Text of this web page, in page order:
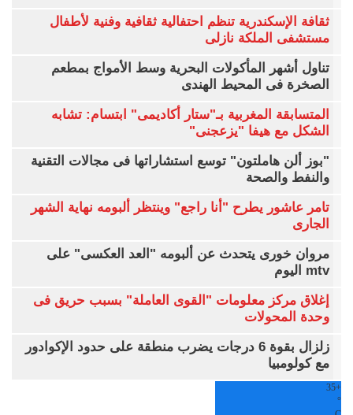
ثقافة الإسكندرية تنظم احتفالية ثقافية وفنية لأطفال
مستشفى الملكة نازلى
تناول أشهر المأكولات البحرية وسط الأمواج بمطعم
الصخرة فى المحيط الهندى
المتسابقة المغربية بـ"ستار أكاديمى" ابتسام: تشابه
الشكل مع هيفا "يزعجنى"
"بوز ألن هاملتون" توسع استشاراتها فى مجالات التقنية
والنفط والصحة
تامر عاشور يطرح "أنا راجع" وينتظر ألبومه نهاية الشهر
الجارى
مروان خورى يتحدث عن ألبومه "العد العكسى" على
mtv اليوم
إغلاق مركز معلومات "القوى العاملة" بسبب حريق فى
وحدة المحولات
زلزال بقوة 6 درجات يضرب منطقة على حدود الإكوادور
مع كولومبيا
+
35
°